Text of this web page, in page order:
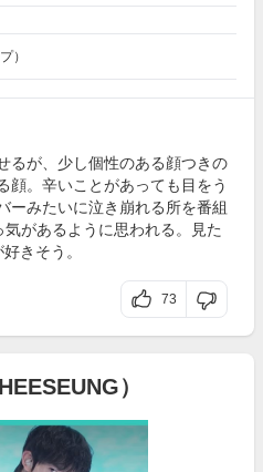
）
るが、少し個性のある顔つきの
顔。辛いことがあっても目をう
ーみたいに泣き崩れる所を番組
があるように思われる。見た
きそう。
73
）